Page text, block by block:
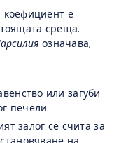
коефициент е
среща.
означава,
или загуби
печели.
залог се счита за